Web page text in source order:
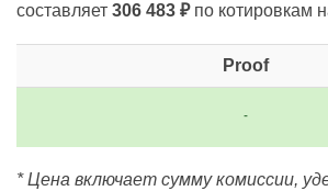
составляет 306 483 ₽по котировкам
Proof
-
* Цена включает сумму комиссии,